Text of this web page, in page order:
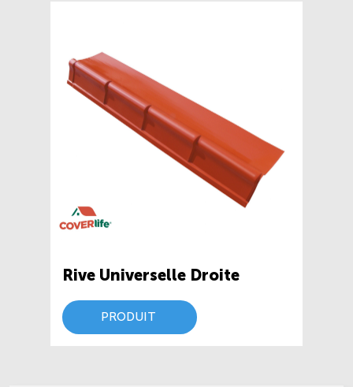
Rive Universelle Droite
PRODUIT